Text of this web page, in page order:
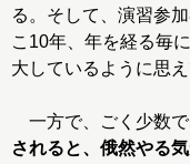
る。そして、演習参
こ10年、年を経る毎
大しているように思え
一方で、ごく少数で
されると、俄然やる気